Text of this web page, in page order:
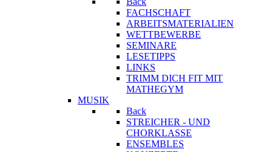
FACHSCHAFT
ARBEITSMATERIALIEN
WETTBEWERBE
SEMINARE
LESETIPPS
LINKS
TRIMM DICH FIT MIT
MATHEGYM
MUSIK
Back
STREICHER - UND
CHORKLASSE
ENSEMBLES